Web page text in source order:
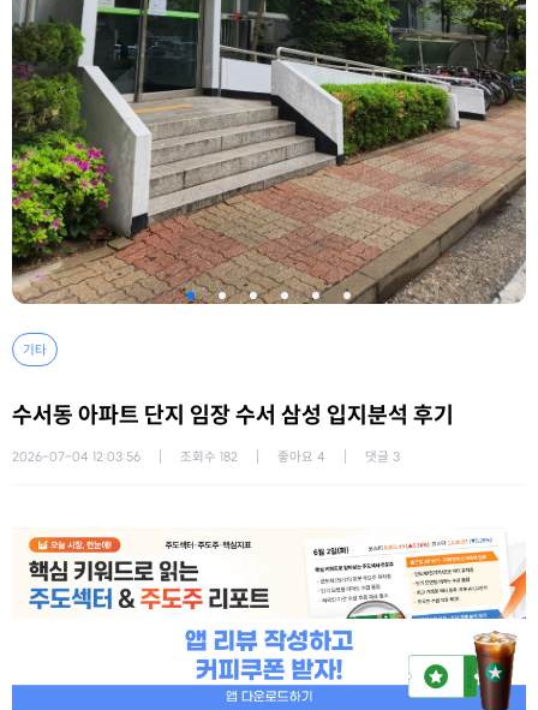
기타
수서동 아파트 단지 임장 수서 삼성 입지분석 후기
2026-07-04 12:03:56 조회수 182 좋아요 4 댓글 3